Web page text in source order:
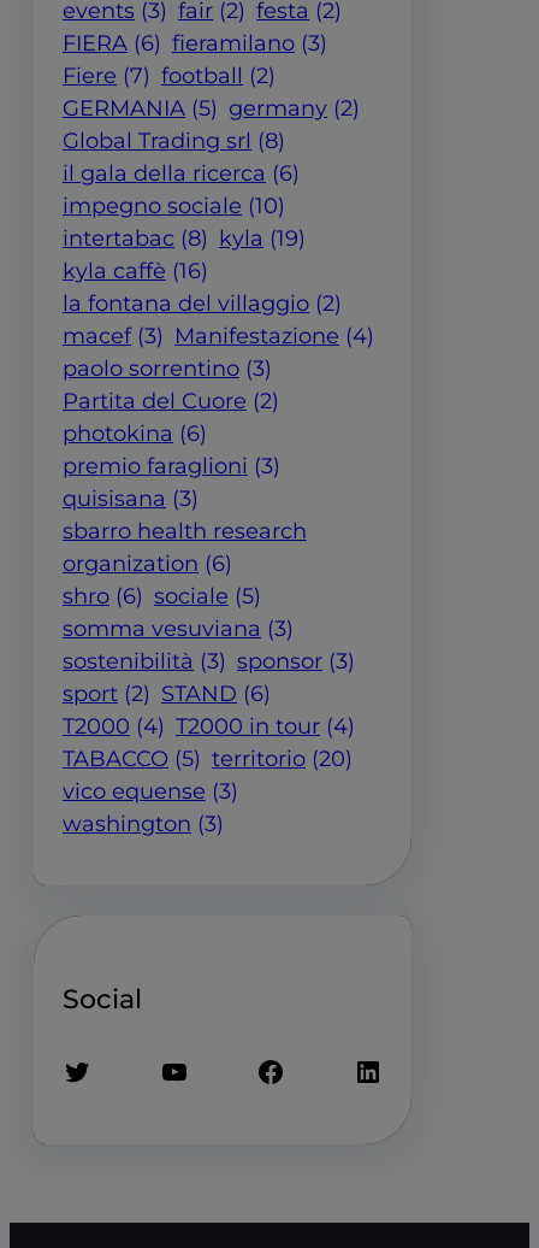
events (3) fair (2) festa (2)
FIERA (6) fieramilano (3)
Fiere (7) football (2)
GERMANIA (5) germany (2)
Global Trading srl (8)
il gala della ricerca (6)
impegno sociale (10)
intertabac (8) kyla (19)
kyla caffè (16)
la fontana del villaggio (2)
macef (3) Manifestazione (4)
paolo sorrentino (3)
Partita del Cuore (2)
photokina (6)
premio faraglioni (3)
quisisana (3)
sbarro health research
organization (6)
shro (6) sociale (5)
somma vesuviana (3)
sostenibilità (3) sponsor (3)
sport (2) STAND (6)
T2000 (4) T2000 in tour (4)
TABACCO (5) territorio (20)
vico equense (3)
washington (3)
Social
Twitter YouTube Facebook LinkedIn